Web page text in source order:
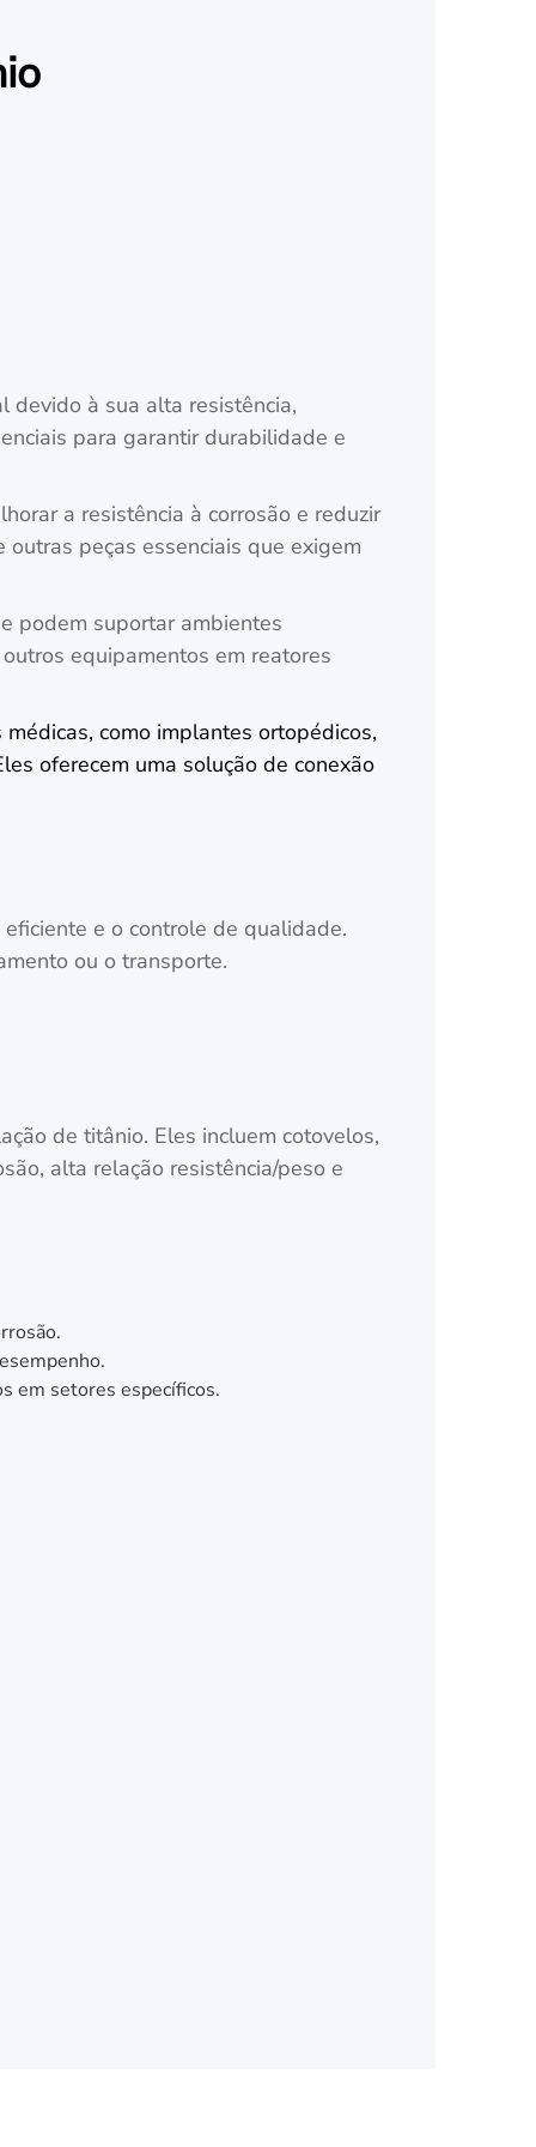
devido à sua alta resistência,
para garantir durabilidade e
a resistência à corrosão e reduzir
peças essenciais que exigem
podem suportar ambientes
equipamentos em reatores
como implantes ortopédicos,
oferecem uma solução de conexão
e o controle de qualidade.
ou o transporte.
de titânio. Eles incluem cotovelos,
alta relação resistência/peso e
em setores específicos.